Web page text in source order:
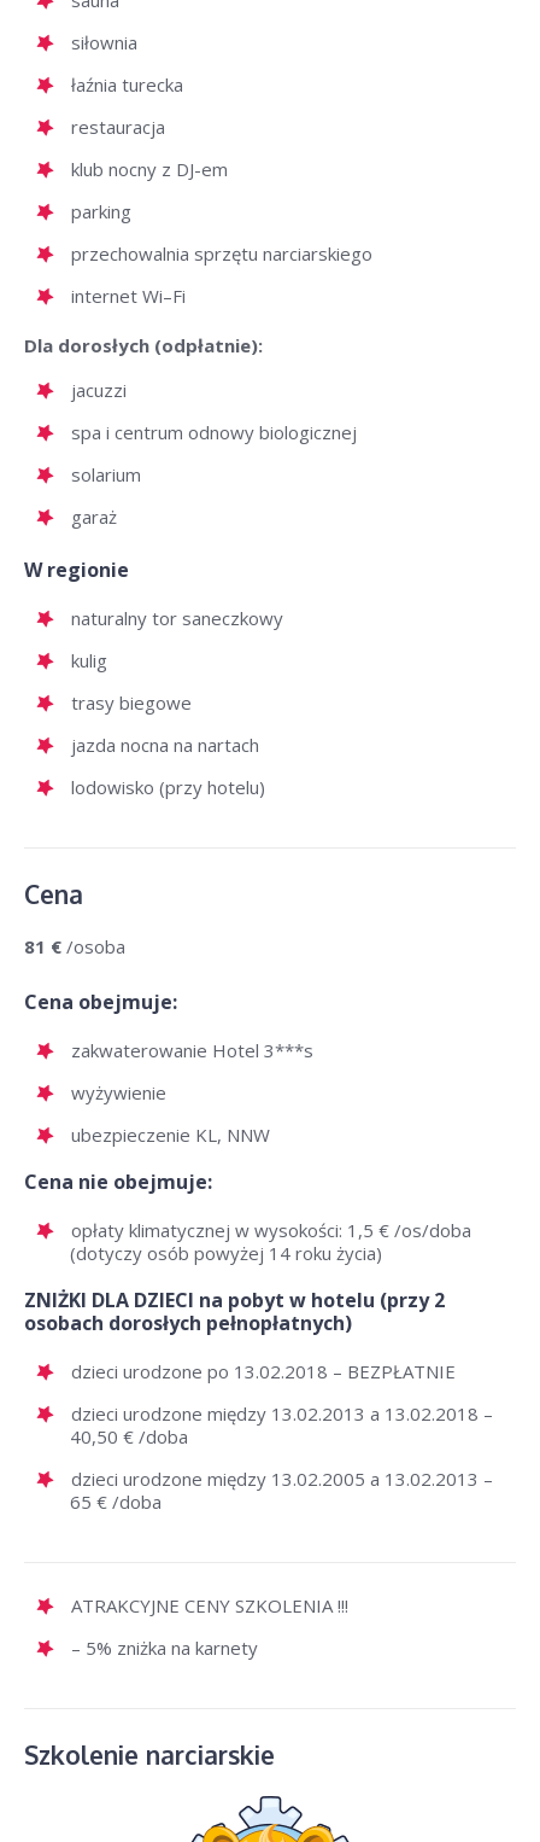
siłownia
łaźnia turecka
restauracja
klub nocny z DJ-em
parking
przechowalnia sprzętu narciarskiego
internet Wi–Fi
Dla dorosłych (odpłatnie):
jacuzzi
spa i centrum odnowy biologicznej
solarium
garaż
W regionie
naturalny tor saneczkowy
kulig
trasy biegowe
jazda nocna na nartach
lodowisko (przy hotelu)
Cena
81 € /osoba
Cena obejmuje:
zakwaterowanie Hotel 3***s
wyżywienie
ubezpieczenie KL, NNW
Cena nie obejmuje:
opłaty klimatycznej w wysokości: 1,5 € /os/doba
(dotyczy osób powyżej 14 roku życia)
ZNIŻKI DLA DZIECI na pobyt w hotelu (przy 2
osobach dorosłych pełnopłatnych)
dzieci urodzone po 13.02.2018 – BEZPŁATNIE
dzieci urodzone między 13.02.2013 a 13.02.2018 –
40,50 € /doba
dzieci urodzone między 13.02.2005 a 13.02.2013 –
65 € /doba
ATRAKCYJNE CENY SZKOLENIA !!!
– 5% zniżka na karnety
Szkolenie narciarskie